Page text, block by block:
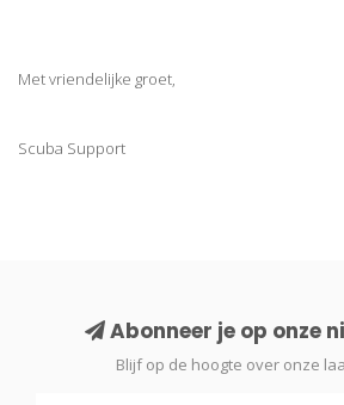
Met vriendelijke groet,
Scuba Support
Abonneer je op onze
Blijf op de hoogte over onze